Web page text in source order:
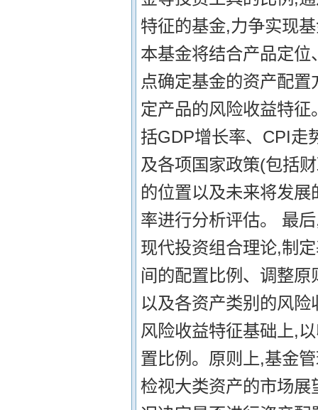
特征的基金,力争实现
本基金将结合产品定
点确定基金的资产配
定产品的风险收益特
括GDP增长率、CPI走
及各项国家政策(包括
的位置以及未来将发
率进行分析评估。 最
现代投资组合理论,制
间的配置比例、调整
以及各资产类别的风
风险收益特征基础上,
置比例。原则上,基金
检视大类资产的市场